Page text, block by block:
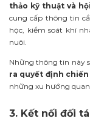
thảo kỹ thuật và
cung cấp thông tin
học, kiểm soát khí
nuôi.
Những thông tin này
ra quyết định
những xu hướng
3. Kết nối đối